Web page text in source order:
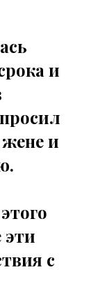
и
жене и
эти
с